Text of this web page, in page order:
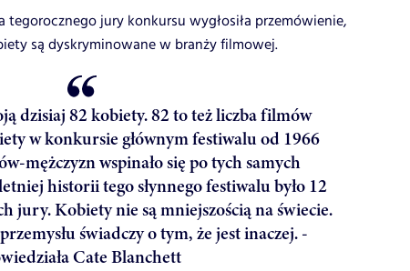
tegorocznego jury konkursu wygłosiła przemówienie,
są dyskryminowane w branży filmowej.
dzisiaj 82 kobiety. 82 to też liczba filmów
w konkursie głównym festiwalu od 1966
mężczyzn wspinało się po tych samych
historii tego słynnego festiwalu było 12
jury. Kobiety nie są mniejszością na świecie.
świadczy o tym, że jest inaczej. -
Cate Blanchett